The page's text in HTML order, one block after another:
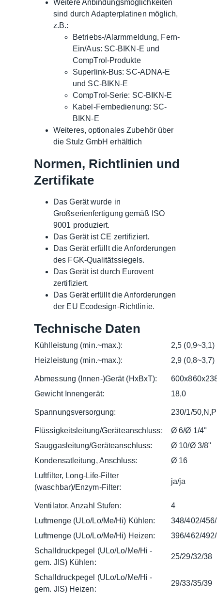
Weitere Anbindungsmöglichkeiten
sind durch Adapterplatinen möglich,
z.B.:
Betriebs-/Alarmmeldung, Fern-
Ein/Aus: SC-BIKN-E und
CompTrol-Produkte
Superlink-Bus: SC-ADNA-E
und SC-BIKN-E
CompTrol-Serie: SC-BIKN-E
Kabel-Fernbedienung: SC-
BIKN-E
Weiteres, optionales Zubehör über
die Stulz GmbH erhältlich
Normen, Richtlinien und
Zertifikate
Das Gerät wurde in
Großserienfertigung gemäß ISO
9001 produziert.
Das Gerät ist CE zertifiziert.
Das Gerät erfüllt die Anforderungen
des FGK-Qualitätssiegels.
Das Gerät ist durch Eurovent
zertifiziert.
Das Gerät erfüllt die Anforderungen
der EU Ecodesign-Richtlinie.
Technische Daten
Kühlleistung (min.~max.):
2,5 (0,9~3,1)
Heizleistung (min.~max.):
2,9 (0,8~3,7)
Abmessung (Innen-)Gerät (HxBxT):
Gewicht Innengerät:
18,0
Spannungsversorgung: 230/1/
Flüssigkeitsleitung/Geräteanschluss:
Ø 6/Ø 1/4"
Sauggasleitung/Geräteanschluss:
Ø 10/Ø 3/8"
Kondensatleitung, Anschluss:
Ø 16
Luftfilter, Long-Life-Filter
(waschbar)/Enzym-Filter:
ja/ja
Ventilator, Anzahl Stufen:
4
Luftmenge (ULo/Lo/Me/Hi) Kühlen:
348/402/
Luftmenge (ULo/Lo/Me/Hi) Heizen:
396/462/
Schalldruckpegel (ULo/Lo/Me/Hi -
gem. JIS) Kühlen:
25/29/32/38
Schalldruckpegel (ULo/Lo/Me/Hi -
gem. JIS) Heizen:
29/33/35/39